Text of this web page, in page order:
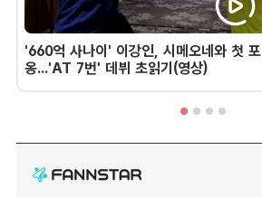
'660억 사나이' 이강인, 시메오네와 첫 포
옹...'AT 7번' 데뷔 초읽기(영상)